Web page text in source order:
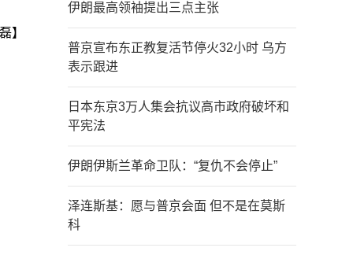
】
伊朗最高领袖提出三点主张
普京宣布东正教复活节停火32小时 乌方
表示跟进
日本东京3万人集会抗议高市政府破坏和
平宪法
伊朗伊斯兰革命卫队：“复仇不会停止”
泽连斯基：愿与普京会面 但不是在莫斯
科